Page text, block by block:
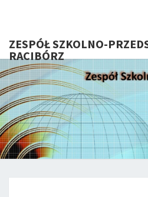
ZESPÓŁ SZKOLNO-
RACIBÓRZ